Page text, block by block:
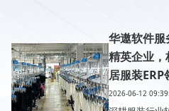
华遨软件
精英企业
居服装
2026-06-12